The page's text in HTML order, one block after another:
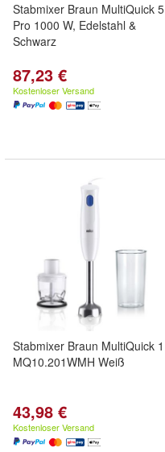
Stabmixer Braun MultiQuick 5
Pro 1000 W, Edelstahl &
Schwarz
87,23 €
Kostenloser Versand
Stabmixer Braun MultiQuick 1
MQ10.201WMH Weiß
43,98 €
Kostenloser Versand